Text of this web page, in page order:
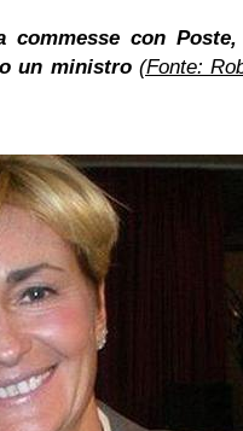
commesse con
un ministro (Fonte: